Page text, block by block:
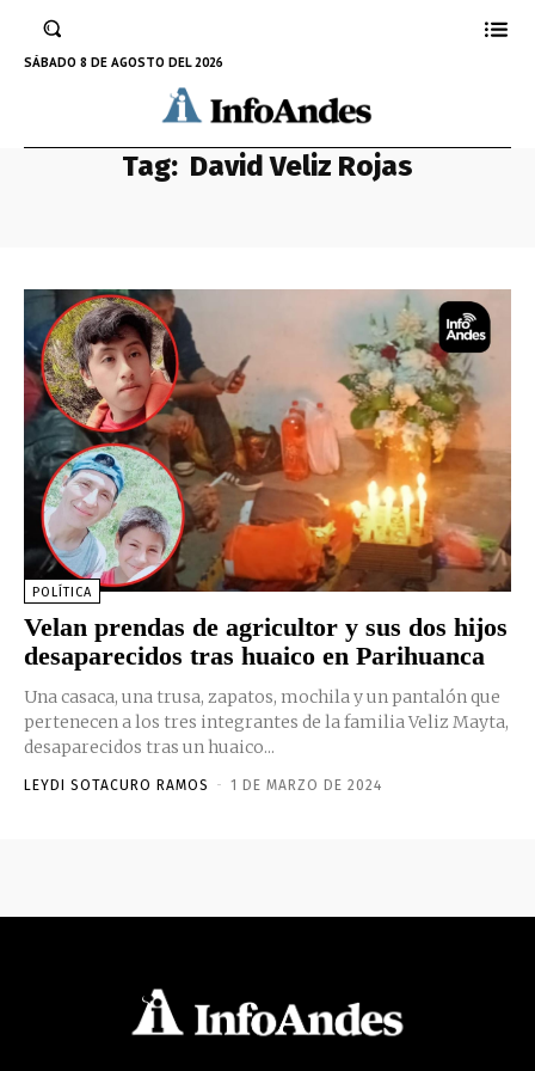
SÁBADO 8 DE AGOSTO DEL 2026
Tag: David Veliz Rojas
POLÍTICA
Velan prendas de agricultor y sus dos hijos
desaparecidos tras huaico en Parihuanca
Una casaca, una trusa, zapatos, mochila y un pantalón que
pertenecen a los tres integrantes de la familia Veliz Mayta,
desaparecidos tras un huaico...
LEYDI SOTACURO RAMOS - 1 DE MARZO DE 2024